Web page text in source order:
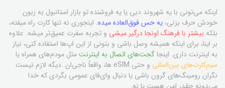
اینکه می‌تونی با یه شهروند دبی یا یه فروشنده تو بازار استانبول به زبون
خودش حرف بزنی، یه حس فوق‌العاده میده. اینجوری نه تنها کارت راه میفته،
بلکه بیشتر با فرهنگ اونجا درگیر میشی و تجربه سفرت عمیق‌تر میشه. علاوه
بر اینا، برای اینکه همیشه وصل باشی و بتونی از این اپ‌ها استفاده کنی، نیاز
به اینترنت داری. اینجاگجت‌های اتصال به اینترنتمثل مودم‌های همراه یا
سیم‌کارت‌های بین‌المللی
و حتی eSIM ها، واقعاً ناجی‌ان. دیگه لازم نیست
نگران رومینگ‌های گرون باشی یا دنبال وای‌فای عمومی بگردی که خدا